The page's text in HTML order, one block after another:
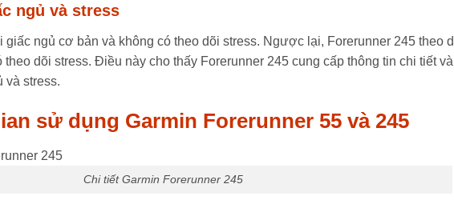
ngủ và stress
giấc ngủ cơ bản và không có theo dõi stress. Ngược lại, Forerunner 245 theo
dõi stress. Điều này cho thấy Forerunner 245 cung cấp thông tin chi tiết và
và stress.
sử dụng Garmin Forerunner 55 và 245
Chi tiết Garmin Forerunner 245